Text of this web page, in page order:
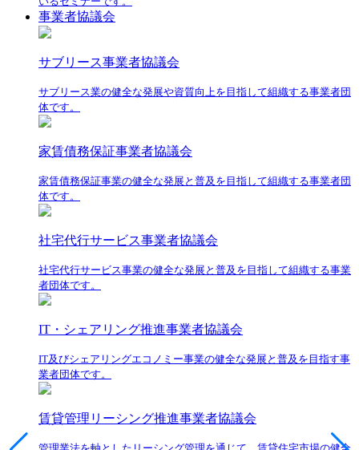
事業者協議会
サブリース事業者協議会
サブリース業の健全な発展や資質向上を目指して組織する事業者団
体です。
家賃債務保証事業者協議会
家賃債務保証事業の健全な発展と普及を目指して組織する事業者団
体です。
社宅代行サービス事業者協議会
社宅代行サービス事業の健全な発展と普及を目指して組織する事業
者団体です。
IT・シェアリング推進事業者協議会
IT及びシェアリングエコノミー事業の健全な発展と普及を目指す事
業者団体です。
賃貸管理リーシング推進事業者協議会